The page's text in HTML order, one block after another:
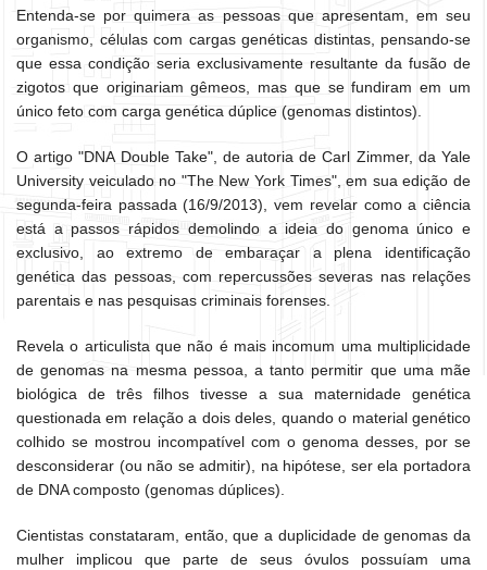
Entenda-se por quimera as pessoas que apresentam, em seu
organismo, células com cargas genéticas distintas, pensando-se
que essa condição seria exclusivamente resultante da fusão de
zigotos que originariam gêmeos, mas que se fundiram em um
único feto com carga genética dúplice (genomas distintos).
O artigo "DNA Double Take", de autoria de Carl Zimmer, da Yale
University veiculado no "The New York Times", em sua edição de
segunda-feira passada (16/9/2013), vem revelar como a ciência
está a passos rápidos demolindo a ideia do genoma único e
exclusivo, ao extremo de embaraçar a plena identificação
genética das pessoas, com repercussões severas nas relações
parentais e nas pesquisas criminais forenses.
Revela o articulista que não é mais incomum uma multiplicidade
de genomas na mesma pessoa, a tanto permitir que uma mãe
biológica de três filhos tivesse a sua maternidade genética
questionada em relação a dois deles, quando o material genético
colhido se mostrou incompatível com o genoma desses, por se
desconsiderar (ou não se admitir), na hipótese, ser ela portadora
de DNA composto (genomas dúplices).
Cientistas constataram, então, que a duplicidade de genomas da
mulher implicou que parte de seus óvulos possuíam uma